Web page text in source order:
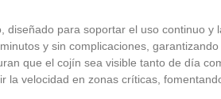
diseñado para soportar el uso continuo
y sin complicaciones,
que el cojín sea visible tanto de día
la velocidad en zonas críticas,